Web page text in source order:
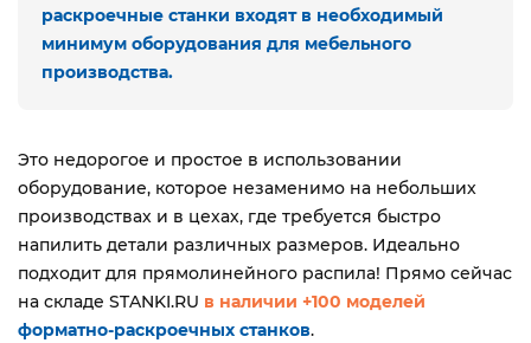
раскроечные станки входят в необходимый
минимум оборудования для мебельного
производства.
Это недорогое и простое в использовании
оборудование, которое незаменимо на небольших
производствах и в цехах, где требуется быстро
напилить детали различных размеров. Идеально
подходит для прямолинейного распила! Прямо сейчас
на складе STANKI.RU в наличии +100 моделей
форматно-раскроечных станков.